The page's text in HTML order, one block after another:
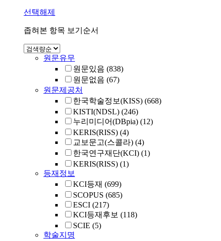
선택해제
좁혀본 항목 보기순서
원문유무
원문있음 (838)
원문없음 (67)
원문제공처
한국학술정보(KISS) (668)
KISTI(NDSL) (246)
누리미디어(DBpia) (12)
KERIS(RISS) (4)
교보문고(스콜라) (4)
한국연구재단(KCI) (1)
KERIS(RISS) (1)
등재정보
KCI등재 (699)
SCOPUS (685)
ESCI (217)
KCI등재후보 (118)
SCIE (5)
학술지명